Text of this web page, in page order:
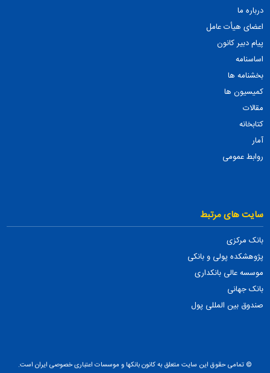
درباره ما
اعضای هیأت عامل
پیام دبیر کانون
اساسنامه
بخشنامه ها
کمیسیون ها
مقالات
کتابخانه
آمار
روابط عمومی
سایت های مرتبط
بانک مرکزی
پژوهشکده پولی و بانکی
موسسه عالی بانکداری
بانک جهانی
صندوق بین المللی پول
© تمامی حقوق این سایت متعلق به کانون بانکها و موسسات اعتباری خصوصی ایران است.